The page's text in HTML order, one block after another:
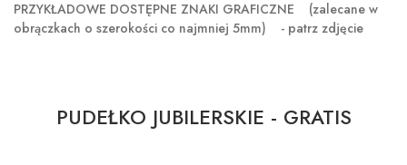
PRZYKŁADOWE DOSTĘPNE ZNAKI GRAFICZNE (zalecane w
obrączkach o szerokości co najmniej 5mm) - patrz zdjęcie
PUDEŁKO JUBILERSKIE - GRATIS